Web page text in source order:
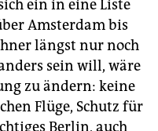
ein in eine Liste
Amsterdam bis
längst nur noch
sein will, wäre
zu ändern: keine
Flüge, Schutz für
Berlin, auch